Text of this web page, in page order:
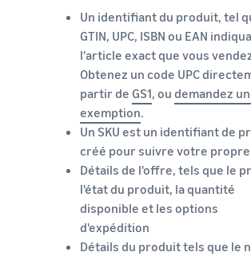
Un identifiant du produit, tel
GTIN, UPC, ISBN ou EAN
l'article exact que vous
Obtenez un code UPC
partir de GS1, ou demandez
exemption.
Un SKU est un identifiant de
créé pour suivre votre
Détails de l'offre, tels que le
l'état du produit, la quantité
disponible et les options
d'expédition
Détails du produit tels que le